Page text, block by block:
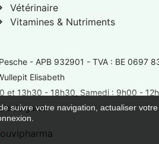
Vétérinaire
Vitamines & Nutriments
suivre votre navigation, actualiser
- APB 932901 - TVA : BE 0697
Elisabeth
et 13h30 - 18h30, Samedi : 9h00 -
de garde